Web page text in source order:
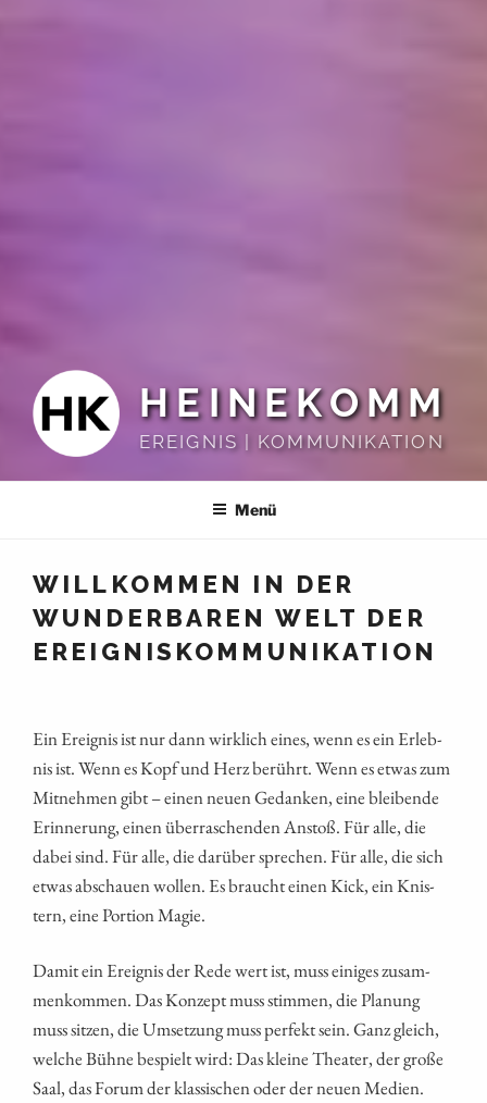
HEINEKOMM
EREIGNIS | KOMMUNIKATION
Menü
WILLKOMMEN IN DER
WUNDERBAREN WELT DER
EREIGNISKOMMUNIKATION
Ein Ereig­nis ist nur dann wirk­lich eines, wenn es ein Erleb­
nis ist. Wenn es Kopf und Herz berührt. Wenn es etwas zum
Mit­neh­men gibt – einen neu­en Gedan­ken, eine blei­ben­de
Erin­ne­rung, einen über­ra­schen­den Anstoß. Für alle, die
dabei sind. Für alle, die dar­über spre­chen. Für alle, die sich
etwas abschau­en wol­len. Es braucht einen Kick, ein Knis­
tern, eine Por­ti­on Magie.
Damit ein Ereig­nis der Rede wert ist, muss eini­ges zusam­
men­kom­men. Das Kon­zept muss stim­men, die Pla­nung
muss sit­zen, die Umset­zung muss per­fekt sein. Ganz gleich,
wel­che Büh­ne bespielt wird: Das klei­ne Thea­ter, der gro­ße
Saal, das Forum der klas­si­schen oder der neu­en Medien.